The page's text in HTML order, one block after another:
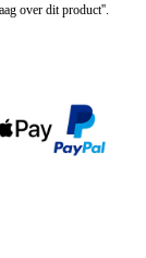
over dit product''.